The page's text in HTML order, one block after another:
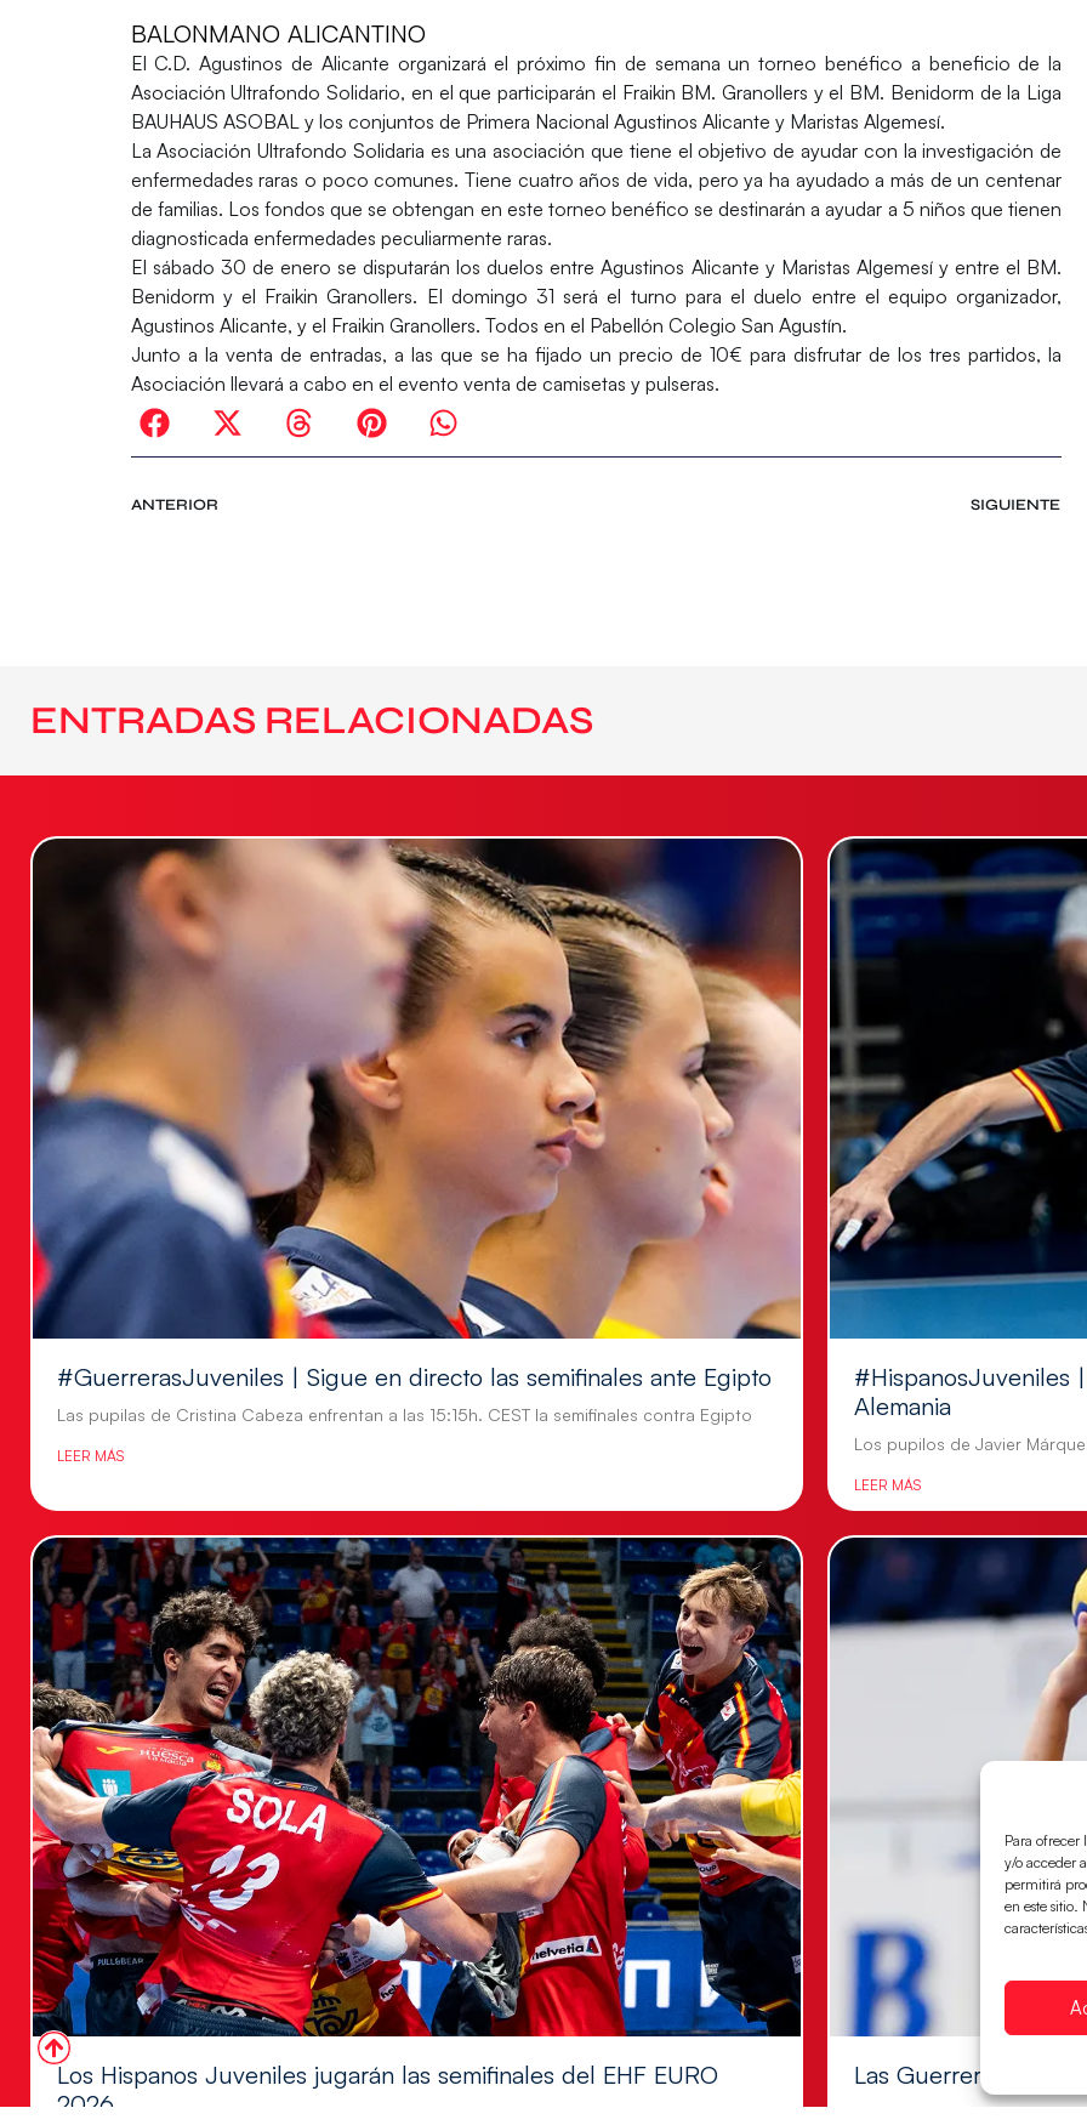
Para ofrecer
y/o acceder
permitirá
en este sitio.
BALONMANO ALICANTINO
ElC.D. Agustinos de Alicante organizará el próximo fin de semana un torneo benéfico a beneficio de la
Asociación Ultrafondo Solidario, en el que participarán el Fraikin BM. Granollers y el BM. Benidorm de la Liga
BAUHAUS ASOBALy los conjuntos de Primera Nacional Agustinos Alicante y Maristas Algemesí.
La Asociación Ultrafondo Solidaria es una asociación que tiene el objetivo de ayudar con la investigación de
enfermedades raras o poco comunes. Tiene cuatro años de vida, pero ya ha ayudado a más de un centenar
de familias. Los fondos que se obtengan en este torneo benéfico se destinarán a ayudar a 5 niños que tienen
diagnosticada enfermedades peculiarmente raras.
El sábado 30 de enero se disputarán los duelos entreAgustinos Alicante y Maristas Algemesí y entre el BM.
Benidorm y el Fraikin Granollers. El domingo 31 será el turno para el duelo entre el equipo organizador,
Agustinos Alicante, y el Fraikin Granollers. Todos en el Pabellón Colegio San Agustín.
Junto a la venta de entradas, a las que se ha fijado un precio de 10€ para disfrutar de los tres partidos, la
Asociación llevará a cabo en el evento venta de camisetas y pulseras.
ANTERIOR SIGUIENTE
ENTRADAS RELACIONADAS
#GuerrerasJuveniles | Sigue en directo las semifinales ante Egipto
Las pupilas de Cristina Cabeza enfrentan a las 15:15h. CEST la semifinales contra Egipto
LEER MÁS
#HispanosJuveniles
Alemania
Los pupilos de Javier
LEER MÁS
Los Hispanos Juveniles jugarán las semifinales del EHF EURO
2026
Las Guerreras
Las pupilas de Cristina